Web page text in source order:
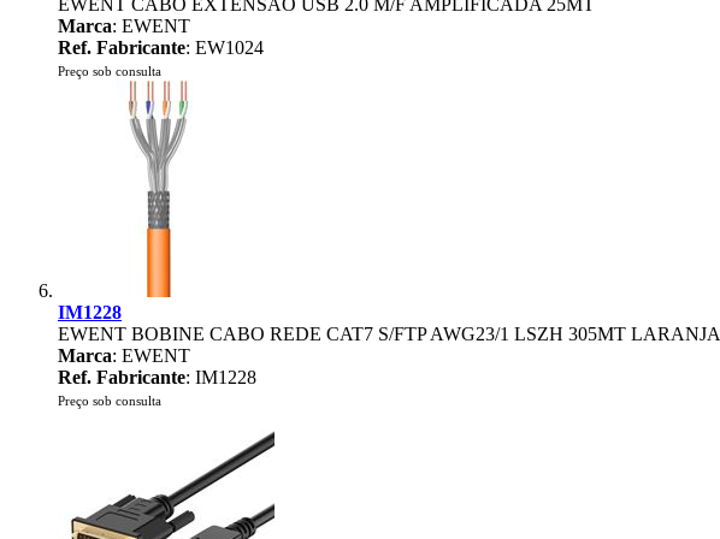
EWENT CABO EXTENSÃO USB 2.0 M/F AMPLIFICADA 25MT
Marca: EWENT
Ref. Fabricante: EW1024
Preço sob consulta
IM1228
EWENT BOBINE CABO REDE CAT7 S/FTP AWG23/1 LSZH 305MT LARANJA
Marca: EWENT
Ref. Fabricante: IM1228
Preço sob consulta